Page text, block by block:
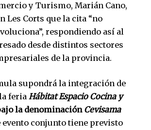
y Turismo, Marián Cano,
Les Corts que la cita “no
respondiendo así al
desde distintos sectores
de la provincia.
supondrá la integración de
feria Hábitat Espacio Cocina y
la denominación Cevisama
evento conjunto tiene previsto